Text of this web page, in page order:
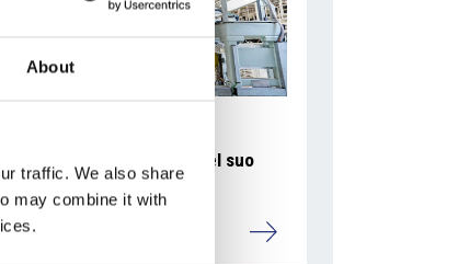
About
traffic. We also share
may combine it with
Škoda avvia la produzione del suo
Peaq
Repubblica Ceca